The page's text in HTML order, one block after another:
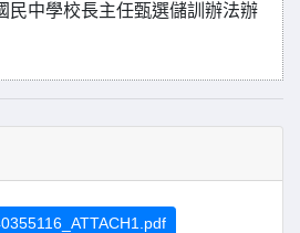
民中學校長主任甄選儲訓辦法辦